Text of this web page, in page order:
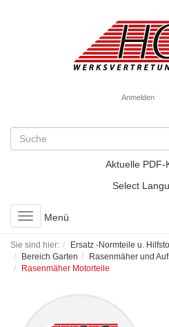
Anmelden
Aktuelle PDF-
Select
Toggle
navigation
Menü
Sie sind hier: Ersatz -Normteile u.
Bereich Garten
Rasenmäher und
Rasenmäher Motorteile